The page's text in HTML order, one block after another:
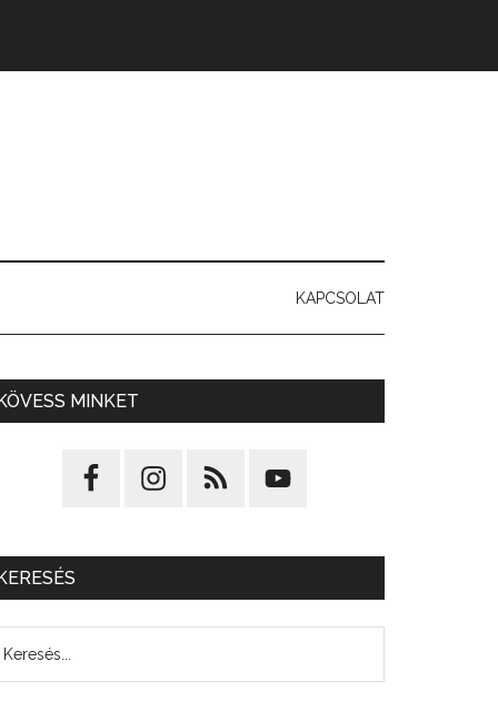
KAPCSOLAT
MINKET